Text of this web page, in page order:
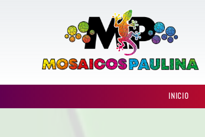
INICIO